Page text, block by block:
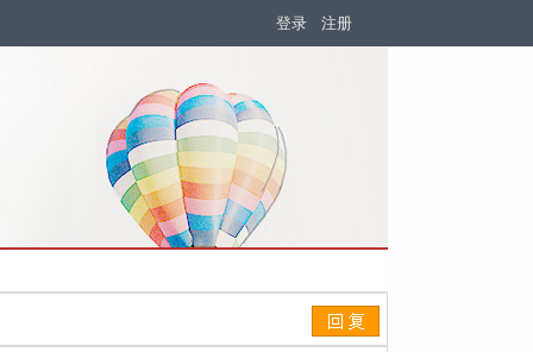
登录 注册